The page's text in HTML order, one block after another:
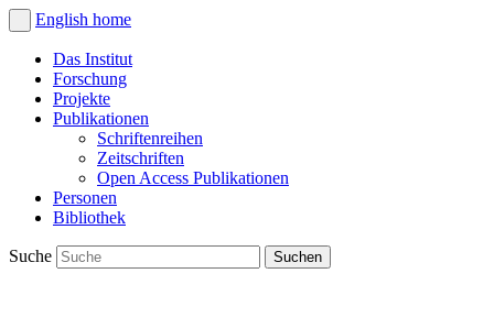
English home
Das Institut
Forschung
Projekte
Publikationen
Schriftenreihen
Zeitschriften
Open Access Publikationen
Personen
Bibliothek
Suche